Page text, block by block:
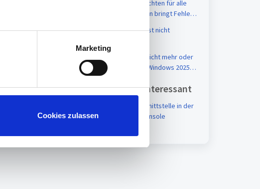
Marketing
Cookies zulassen
TC10 Monatsübersichten für alle
Mitarbeiter erstellen bringt Fehler
timeCard Website ist nicht
ERR_HTTP2_PROTOCOL_ERROR
timeCard6 startet nicht mehr oder
lässt sich nicht auf Windows 2025
installieren
Vielleicht auch interessant
Einrichtung der Schnittstelle in der
eAU Verwaltungskonsole